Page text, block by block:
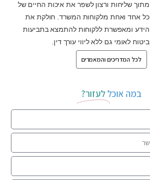
מתוך שליחות ורצון לשפר את איכות החיים של
כל אחד ואחת מלקוחות המשרד. חולקת את
הידע ומאפשרת ללקוחות להתמצא בתביעות
ביטוח לאומי גם ללא ליווי עורך דין.
לכל המדריכים והמאמרים
במה אוכל לעזור?